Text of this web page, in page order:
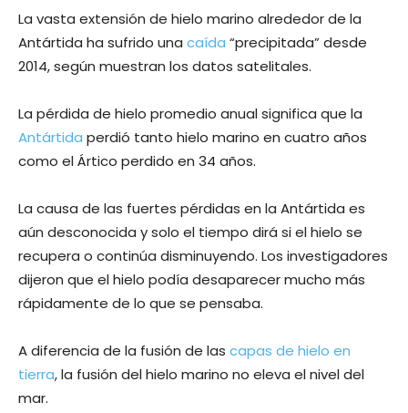
La vasta extensión de hielo marino alrededor de la
Antártida ha sufrido una caída “precipitada” desde
2014, según muestran los datos satelitales.
La pérdida de hielo promedio anual significa que la
Antártida perdió tanto hielo marino en cuatro años
como el Ártico perdido en 34 años.
La causa de las fuertes pérdidas en la Antártida es
aún desconocida y solo el tiempo dirá si el hielo se
recupera o continúa disminuyendo. Los investigadores
dijeron que el hielo podía desaparecer mucho más
rápidamente de lo que se pensaba.
A diferencia de la fusión de las capas de hielo en
tierra, la fusión del hielo marino no eleva el nivel del
mar.